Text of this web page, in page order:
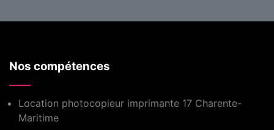
Nos compétences
Location photocopieur imprimante 17 Charente-
Maritime